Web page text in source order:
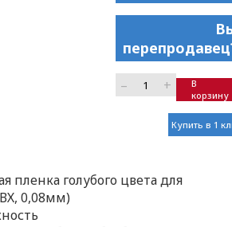
– +
В
корзину
Купить в 1
пленка голубого цвета для
0,08мм)